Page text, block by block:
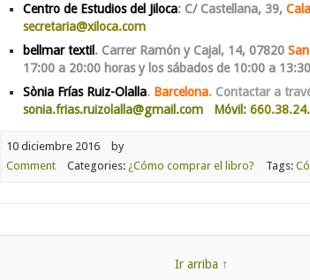
Centro de Estudios del Jiloca: C/ Castellana, 39,
secretaria@xiloca.com
bellmar textil . Carrer Ramón y Cajal, 14, 07820
17:00 a 20:00 horas y los sábados de 10:00 a
Sònia Frías Ruiz-Olalla. Barcelona. Contactar a
sonia.frias.ruizolalla@gmail.com Móvil:
10 diciembre 2016
by
Comment
Categories: ¿Cómo comprar el libro? Tags:
Ir arriba ↑